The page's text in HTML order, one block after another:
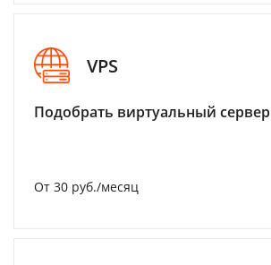
VPS
Подобрать виртуальный сервер
От 30 руб./месяц